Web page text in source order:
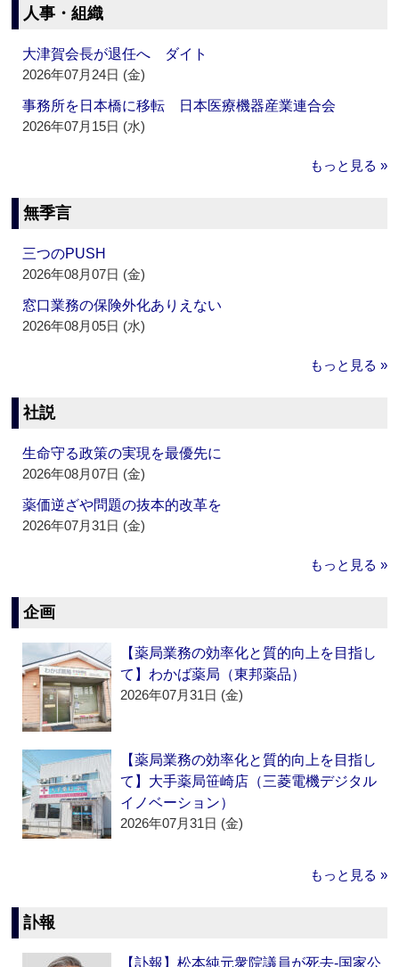
人事・組織
大津賀会長が退任へ ダイト
2026年07月24日 (金)
事務所を日本橋に移転 日本医療機器産業連合会
2026年07月15日 (水)
もっと見る »
無季言
三つのPUSH
2026年08月07日 (金)
窓口業務の保険外化ありえない
2026年08月05日 (水)
もっと見る »
社説
生命守る政策の実現を最優先に
2026年08月07日 (金)
薬価逆ざや問題の抜本的改革を
2026年07月31日 (金)
もっと見る »
企画
【薬局業務の効率化と質的向上を目指し
て】わかば薬局（東邦薬品）
2026年07月31日 (金)
【薬局業務の効率化と質的向上を目指し
て】大手薬局笹崎店（三菱電機デジタル
イノベーション）
2026年07月31日 (金)
もっと見る »
訃報
【訃報】松本純元衆院議員が死去‐国家公